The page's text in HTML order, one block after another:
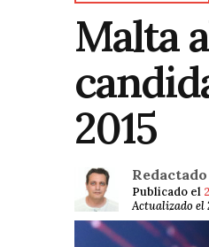
Malta
2015
Publicado el
Actualizado el